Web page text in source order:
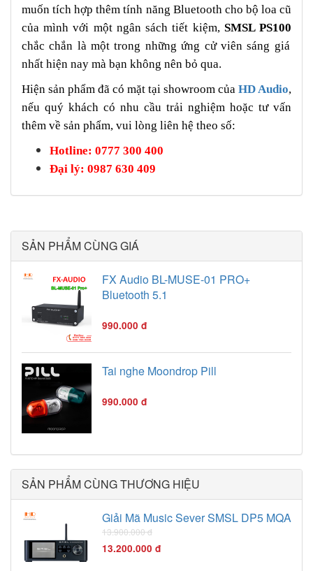
muốn tích hợp thêm tính năng Bluetooth cho bộ loa cũ
của mình với một ngân sách tiết kiệm, SMSL PS100
chắc chắn là một trong những ứng cử viên sáng giá
nhất hiện nay mà bạn không nên bỏ qua.
Hiện sản phẩm đã có mặt tại showroom của HD Audio,
nếu quý khách có nhu cầu trải nghiệm hoặc tư vấn
thêm về sản phẩm, vui lòng liên hệ theo số:
Hotline: 0777 300 400
Đại lý: 0987 630 409
SẢN PHẨM CÙNG GIÁ
FX Audio BL-MUSE-01 PRO+
Bluetooth 5.1
990.000 đ
Tai nghe Moondrop Pill
990.000 đ
SẢN PHẨM CÙNG THƯƠNG HIỆU
Giải Mã Music Sever SMSL DP5 MQA
13.900.000 đ
13.200.000 đ